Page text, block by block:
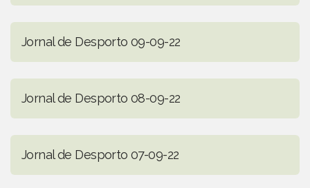
Jornal de Desporto 09-09-22
Jornal de Desporto 08-09-22
Jornal de Desporto 07-09-22